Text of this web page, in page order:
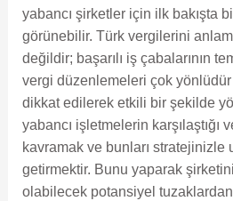
yabancı şirketler için ilk bakışta
görünebilir. Türk vergilerini
değildir; başarılı iş çabalarının
vergi düzenlemeleri çok yönlüdür
dikkat edilerek etkili bir şekilde
yabancı işletmelerin karşılaştığı
kavramak ve bunları stratejinizle
getirmektir. Bunu yaparak
olabilecek potansiyel